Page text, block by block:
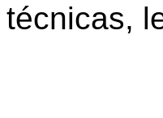
técnicas,